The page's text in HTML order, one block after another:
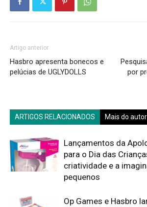
Artigo anterior
Hasbro apresenta bonecos e
pelúcias de UGLYDOLLS
por
ARTIGOS RELACIONADOS Mais do autor
Lançamentos da
para o Dia das
criatividade e a
pequenos
Op Games e Hasbro